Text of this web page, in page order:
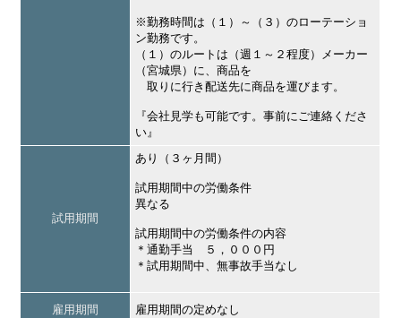
※勤務時間は（１）～（３）のローテーショ
ン勤務です。
（１）のルートは（週１～２程度）メーカー
（宮城県）に、商品を
取りに行き配送先に商品を運びます。
『会社見学も可能です。事前にご連絡くださ
い』
試用期間
あり（３ヶ月間）
試用期間中の労働条件
異なる
試用期間中の労働条件の内容
＊通勤手当 ５，０００円
＊試用期間中、無事故手当なし
雇用期間 雇用期間の定めなし